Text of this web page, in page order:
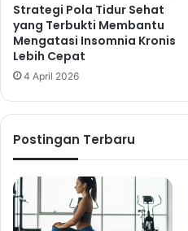
Strategi Pola Tidur Sehat
yang Terbukti Membantu
Mengatasi Insomnia Kronis
Lebih Cepat
4 April 2026
Postingan Terbaru